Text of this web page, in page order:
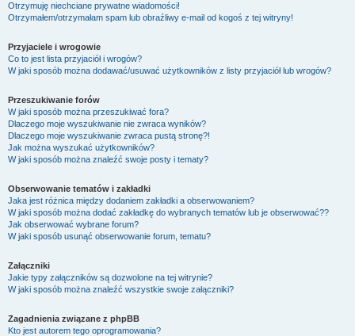
Otrzymuję niechciane prywatne wiadomości!
Otrzymałem/otrzymałam spam lub obraźliwy e-mail od kogoś z tej witryny!
Przyjaciele i wrogowie
Co to jest lista przyjaciół i wrogów?
W jaki sposób można dodawać/usuwać użytkowników z listy przyjaciół lub wrogów?
Przeszukiwanie forów
W jaki sposób można przeszukiwać fora?
Dlaczego moje wyszukiwanie nie zwraca wyników?
Dlaczego moje wyszukiwanie zwraca pustą stronę?!
Jak można wyszukać użytkowników?
W jaki sposób można znaleźć swoje posty i tematy?
Obserwowanie tematów i zakładki
Jaka jest różnica między dodaniem zakładki a obserwowaniem?
W jaki sposób można dodać zakładkę do wybranych tematów lub je obserwować??
Jak obserwować wybrane forum?
W jaki sposób usunąć obserwowanie forum, tematu?
Załączniki
Jakie typy załączników są dozwolone na tej witrynie?
W jaki sposób można znaleźć wszystkie swoje załączniki?
Zagadnienia związane z phpBB
Kto jest autorem tego oprogramowania?